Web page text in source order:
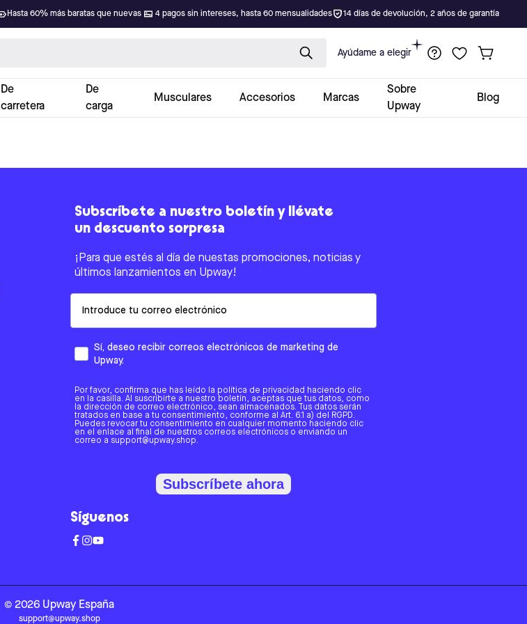
Hasta 60% más baratas que nuevas 4 pagos sin intereses, hasta 60 mensualidades 14 días de devolución, 2 años de garantía
Ayúdame a elegir
De
carretera
De
carga
Musculares Accesorios Marcas
Sobre
Upway
Blog
Subscríbete a nuestro boletín y llévate
un descuento sorpresa
¡Para que estés al día de nuestas promociones, noticias y
últimos lanzamientos en Upway!
Sí, deseo recibir correos electrónicos de marketing de
Upway.
Por favor, confirma que has leído la política de privacidad haciendo clic
en la casilla. Al suscribirte a nuestro boletín, aceptas que tus datos, como
la dirección de correo electrónico, sean almacenados. Tus datos serán
tratados en base a tu consentimiento, conforme al Art. 6.1 a) del RGPD.
Puedes revocar tu consentimiento en cualquier momento haciendo clic
en el enlace al final de nuestros correos electrónicos o enviando un
correo a support@upway.shop.
Subscríbete ahora
Síguenos
© 2026 Upway España
support@upway.shop